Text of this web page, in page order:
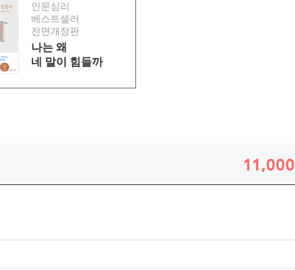
인문심리
베스트셀러
전면개정판
나는 왜
네 말이 힘들까
11,000